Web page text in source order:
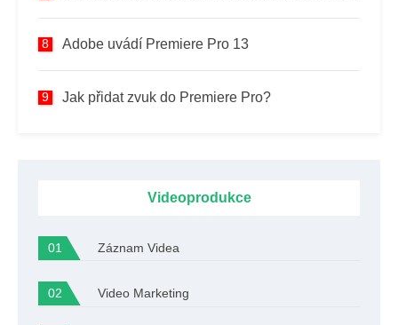
Adobe uvádí Premiere Pro 13
Jak přidat zvuk do Premiere Pro?
Videoprodukce
Záznam Videa
Video Marketing